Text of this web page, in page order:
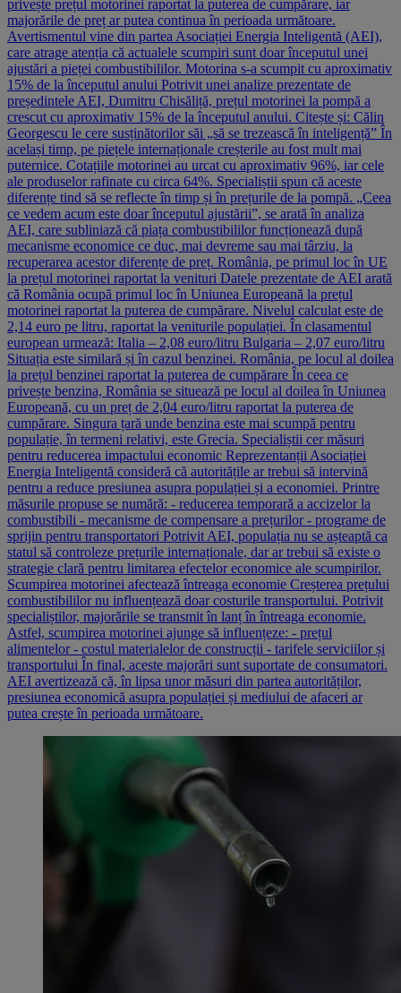
privește prețul motorinei raportat la puterea de cumpărare, iar
majorările de preț ar putea continua în perioada următoare.
Avertismentul vine din partea Asociației Energia Inteligentă (AEI),
care atrage atenția că actualele scumpiri sunt doar începutul unei
ajustări a pieței combustibililor. Motorina s-a scumpit cu aproximativ
15% de la începutul anului Potrivit unei analize prezentate de
președintele AEI, Dumitru Chisăliță, prețul motorinei la pompă a
crescut cu aproximativ 15% de la începutul anului. Citește și: Călin
Georgescu le cere susținătorilor săi „să se trezească în inteligență” În
același timp, pe piețele internaționale creșterile au fost mult mai
puternice. Cotațiile motorinei au urcat cu aproximativ 96%, iar cele
ale produselor rafinate cu circa 64%. Specialiștii spun că aceste
diferențe tind să se reflecte în timp și în prețurile de la pompă. „Ceea
ce vedem acum este doar începutul ajustării”, se arată în analiza
AEI, care subliniază că piața combustibililor funcționează după
mecanisme economice ce duc, mai devreme sau mai târziu, la
recuperarea acestor diferențe de preț. România, pe primul loc în UE
la prețul motorinei raportat la venituri Datele prezentate de AEI arată
că România ocupă primul loc în Uniunea Europeană la prețul
motorinei raportat la puterea de cumpărare. Nivelul calculat este de
2,14 euro pe litru, raportat la veniturile populației. În clasamentul
european urmează: Italia – 2,08 euro/litru Bulgaria – 2,07 euro/litru
Situația este similară și în cazul benzinei. România, pe locul al doilea
la prețul benzinei raportat la puterea de cumpărare În ceea ce
privește benzina, România se situează pe locul al doilea în Uniunea
Europeană, cu un preț de 2,04 euro/litru raportat la puterea de
cumpărare. Singura țară unde benzina este mai scumpă pentru
populație, în termeni relativi, este Grecia. Specialiștii cer măsuri
pentru reducerea impactului economic Reprezentanții Asociației
Energia Inteligentă consideră că autoritățile ar trebui să intervină
pentru a reduce presiunea asupra populației și a economiei. Printre
măsurile propuse se numără: - reducerea temporară a accizelor la
combustibili - mecanisme de compensare a prețurilor - programe de
sprijin pentru transportatori Potrivit AEI, populația nu se așteaptă ca
statul să controleze prețurile internaționale, dar ar trebui să existe o
strategie clară pentru limitarea efectelor economice ale scumpirilor.
Scumpirea motorinei afectează întreaga economie Creșterea prețului
combustibililor nu influențează doar costurile transportului. Potrivit
specialiștilor, majorările se transmit în lanț în întreaga economie.
Astfel, scumpirea motorinei ajunge să influențeze: - prețul
alimentelor - costul materialelor de construcții - tarifele serviciilor și
transportului În final, aceste majorări sunt suportate de consumatori.
AEI avertizează că, în lipsa unor măsuri din partea autorităților,
presiunea economică asupra populației și mediului de afaceri ar
putea crește în perioada următoare.